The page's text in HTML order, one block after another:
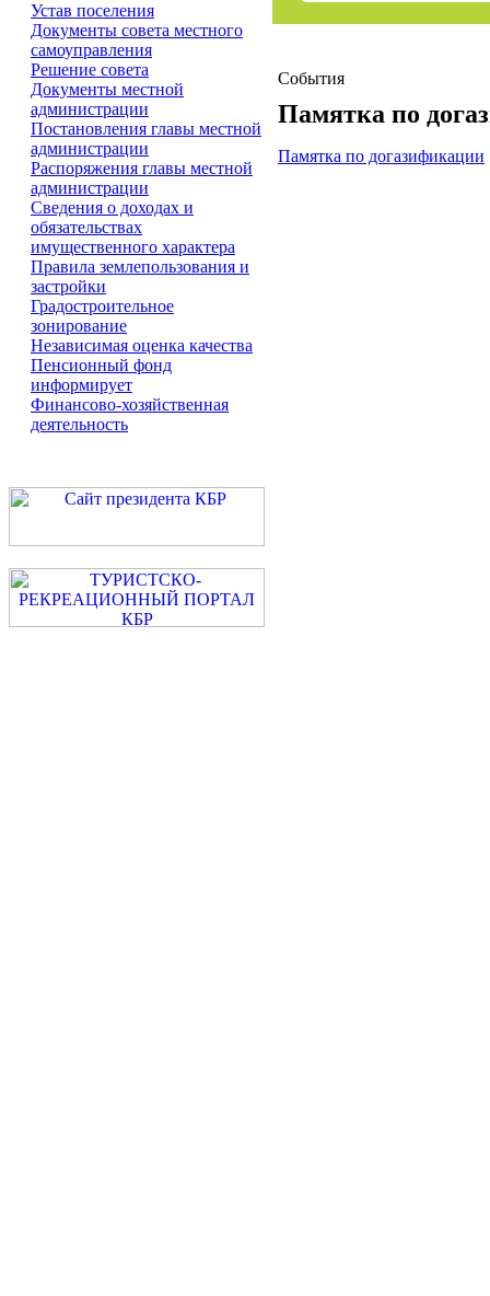
Устав поселения
Документы совета местного
самоуправления
Решение совета
Документы местной
администрации
Постановления главы местной
администрации
Распоряжения главы местной
администрации
Сведения о доходах и
обязательствах
имущественного характера
Правила землепользования и
застройки
Градостроительное
зонирование
Независимая оценка качества
Пенсионный фонд
информирует
Финансово-хозяйственная
деятельность
События
Памятка по
Памятка по догазификации